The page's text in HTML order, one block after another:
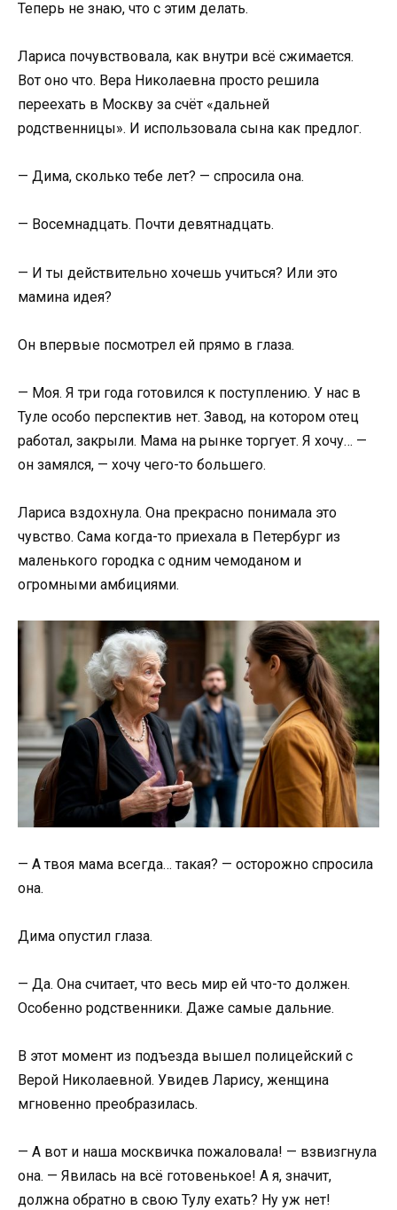
Теперь не знаю, что с этим делать.
Лариса почувствовала, как внутри всё сжимается.
Вот оно что. Вера Николаевна просто решила
переехать в Москву за счёт «дальней
родственницы». И использовала сына как предлог.
— Дима, сколько тебе лет? — спросила она.
— Восемнадцать. Почти девятнадцать.
— И ты действительно хочешь учиться? Или это
мамина идея?
Он впервые посмотрел ей прямо в глаза.
— Моя. Я три года готовился к поступлению. У нас в
Туле особо перспектив нет. Завод, на котором отец
работал, закрыли. Мама на рынке торгует. Я хочу… —
он замялся, — хочу чего-то большего.
Лариса вздохнула. Она прекрасно понимала это
чувство. Сама когда-то приехала в Петербург из
маленького городка с одним чемоданом и
огромными амбициями.
— А твоя мама всегда… такая? — осторожно спросила
она.
Дима опустил глаза.
— Да. Она считает, что весь мир ей что-то должен.
Особенно родственники. Даже самые дальние.
В этот момент из подъезда вышел полицейский с
Верой Николаевной. Увидев Ларису, женщина
мгновенно преобразилась.
— А вот и наша москвичка пожаловала! — взвизгнула
она. — Явилась на всё готовенькое! А я, значит,
должна обратно в свою Тулу ехать? Ну уж нет!